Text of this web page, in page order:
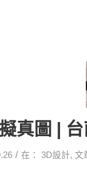
真圖 |
/ 在： 3D設計, 文